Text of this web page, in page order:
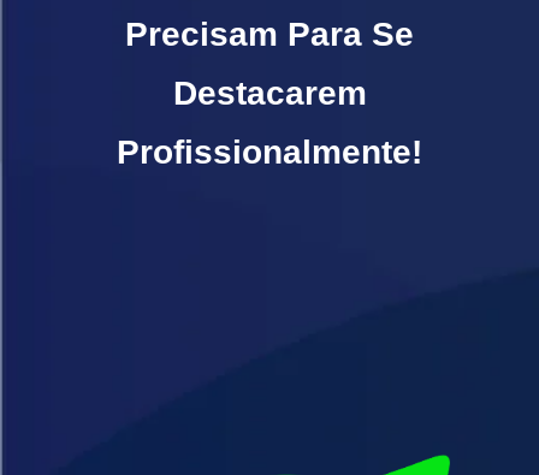
Precisam Para Se
Destacarem
Profissionalmente!